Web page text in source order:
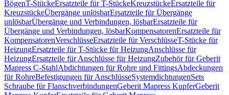
BögenT-StückeErsatzteile für T-StückeKreuzstückeErsatzteile für
KreuzstückeÜbergänge unlösbarErsatzteile für Übergänge
unlösbarÜbergänge und Verbindungen, lösbarErsatzteile für
Übergänge und Verbindungen, lösbarKompensatorenErsatzteile für
KompensatorenVerschlüsseErsatzteile für VerschlüsseT-Stücke für
HeizungErsatzteile für T-Stücke für HeizungAnschlüsse für
HeizungErsatzteile für Anschlüsse für HeizungZubehör für Geberit
Mapress C-StahlAbdichtungen für Rohre und FittingsAbdeckungen
für RohreBefestigungen für AnschlüsseSystemdichtungenSets
Schraube für FlanschverbindungenGeberit Mapress KupferGeberit